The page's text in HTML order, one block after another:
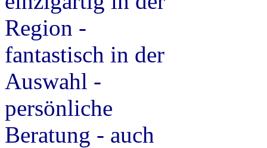
Region -
fantastisch in der
Auswahl -
persönliche
Beratung - auch